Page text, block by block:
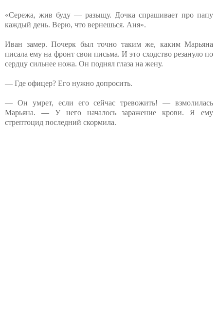
«Сережа, жив буду — разыщу. Дочка спрашивает про папу
каждый день. Верю, что вернешься. Аня».
Иван замер. Почерк был точно таким же, каким Марьяна
писала ему на фронт свои письма. И это сходство резануло по
сердцу сильнее ножа. Он поднял глаза на жену.
— Где офицер? Его нужно допросить.
— Он умрет, если его сейчас тревожить! — взмолилась
Марьяна. — У него началось заражение крови. Я ему
стрептоцид последний скормила.